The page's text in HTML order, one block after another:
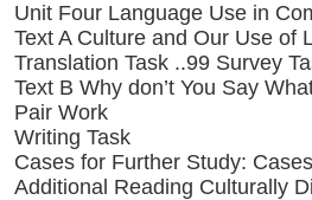
Unit Four Language Use in
Text A Culture and Our Use of
Translation Task ..99 Survey
Text B Why don’t You Say
Pair Work
Writing Task
Cases for Further Study:
Additional Reading Culturally